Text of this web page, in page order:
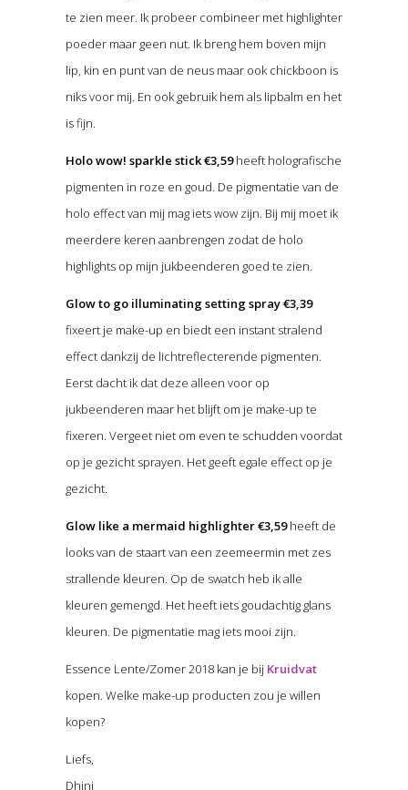
te zien meer. Ik probeer combineer met highlighter
poeder maar geen nut. Ik breng hem boven mijn
lip, kin en punt van de neus maar ook chickboon is
niks voor mij. En ook gebruik hem als lipbalm en het
is fijn.
Holo wow! sparkle stick €3,59heeft holografische
pigmenten in roze en goud. De pigmentatie van de
holo effect van mij mag iets wow zijn. Bij mij moet ik
meerdere keren aanbrengen zodat de holo
highlights op mijn jukbeenderen goed te zien.
Glow to go illuminating setting spray €3,39
fixeert je make-up en biedt een instant stralend
effect dankzij de lichtreflecterende pigmenten.
Eerst dacht ik dat deze alleen voor op
jukbeenderen maar het blijft om je make-up te
fixeren. Vergeet niet om even te schudden voordat
op je gezicht sprayen. Het geeft egale effect op je
gezicht.
Glow like a mermaid highlighter €3,59heeft de
looks van de staart van een zeemeermin met zes
strallende kleuren. Op de swatch heb ik alle
kleuren gemengd. Het heeft iets goudachtig glans
kleuren. De pigmentatie mag iets mooi zijn.
Essence Lente/Zomer 2018 kan je bij Kruidvat
kopen. Welke make-up producten zou je willen
kopen?
Liefs,
Dhini